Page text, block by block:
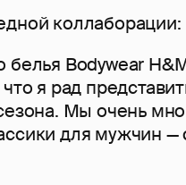
коллаборации:
Bodywear
я рад
Мы очень
для мужчин —